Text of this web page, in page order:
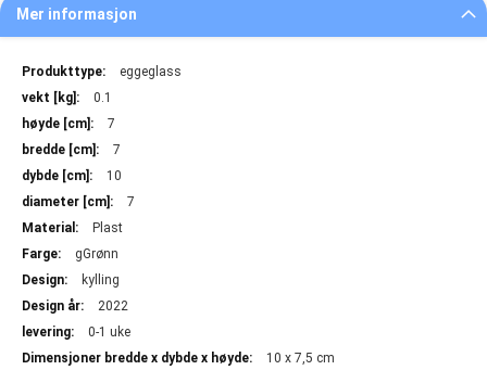
Mer informasjon
Mer
informasjon
eggeglass
0.1
7
7
10
7
Plast
gGrønn
kylling
2022
0-1 uke
10 x 7,5 cm